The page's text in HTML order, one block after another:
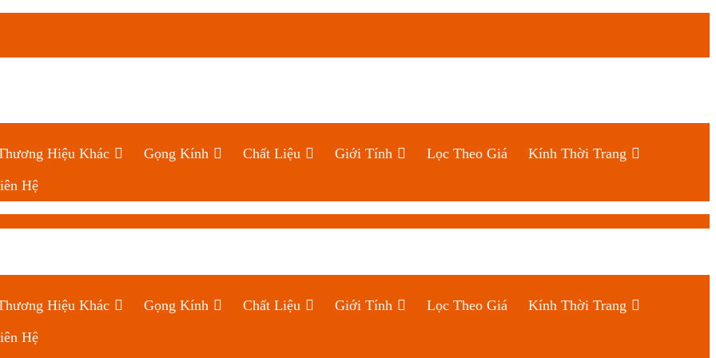
Hiệu Khác Gọng Kính Chất Liệu Giới Tính Lọc Theo Giá
Kính Thời Trang
Hệ
Hiệu Khác Gọng Kính Chất Liệu Giới Tính Lọc Theo Giá
Kính Thời Trang
Hệ